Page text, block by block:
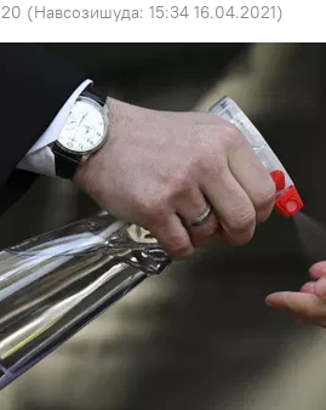
(Навсозишуда: 15:34 16.04.2021)